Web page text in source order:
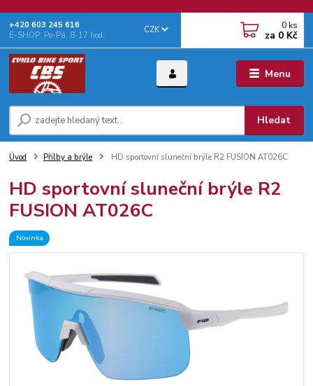
Menu
CZK
Hledat
+‭420 603 245 616‬
E-SHOP: Po-Pá, 8-17 hod.
0 ks
za 0 Kč
Úvod Přilby a brýle HD sportovní sluneční brýle R2 FUSION AT026C
HD sportovní sluneční brýle R2
FUSION AT026C
Novinka